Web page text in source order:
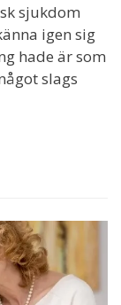
sjukdom
igen sig
hade är som
slags